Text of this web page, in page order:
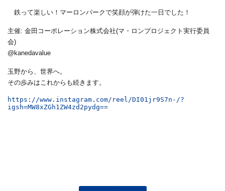
鉄って楽しい！マーロンパークで笑顔が弾けた一日でした！
主催: 金田コーポレーション株式会社(マ・ロンプロジェクト実行委員
会)
@kanedavalue
玉野から、世界へ。
その歩みはこれからも続きます。
https://www.instagram.com/reel/DI01jr9S7n-/?
igsh=MW8xZGh1ZW4zd2pydg==